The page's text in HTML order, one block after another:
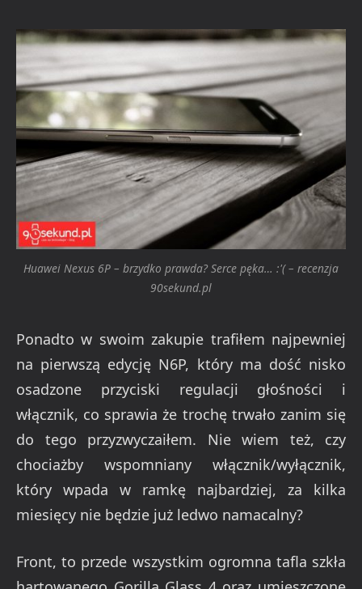
Huawei Nexus 6P – brzydko prawda? Serce pęka… :'( – recenzja
90sekund.pl
Ponadto w swoim zakupie trafiłem najpewniej
na pierwszą edycję N6P, który ma dość nisko
osadzone przyciski regulacji głośności i
włącznik, co sprawia że trochę trwało zanim się
do tego przyzwyczaiłem. Nie wiem też, czy
chociażby wspomniany włącznik/wyłącznik,
który wpada w ramkę najbardziej, za kilka
miesięcy nie będzie już ledwo namacalny?
Front, to przede wszystkim ogromna tafla szkła